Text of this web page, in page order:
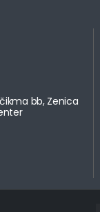
bb, Zenica